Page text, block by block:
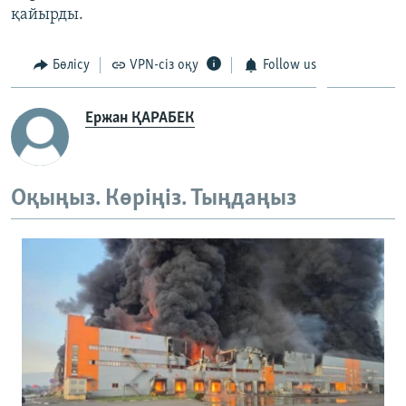
қайырды.
Бөлісу VPN-сіз оқу Follow us
Ержан ҚАРАБЕК
Оқыңыз. Көріңіз. Тыңдаңыз